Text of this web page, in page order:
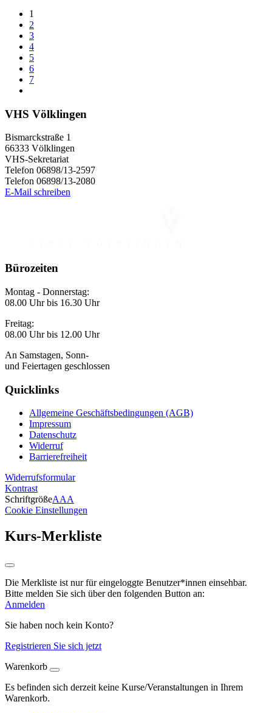
1
2
3
4
5
6
7
VHS Völklingen
Bismarckstraße 1
66333 Völklingen
VHS-Sekretariat
Telefon 06898/13-2597
Telefon 06898/13-2080
E-Mail schreiben
Bürozeiten
Montag - Donnerstag:
08.00 Uhr bis 16.30 Uhr
Freitag:
08.00 Uhr bis 12.00 Uhr
An Samstagen, Sonn-
und Feiertagen geschlossen
Quicklinks
Allgemeine Geschäftsbedingungen (AGB)
Impressum
Datenschutz
Widerruf
Barrierefreiheit
Widerrufsformular
Kontrast
SchriftgrößeAAA
Cookie Einstellungen
Kurs-Merkliste
Die Merkliste ist nur für eingeloggte Benutzer*innen einsehbar.
Bitte melden Sie sich über den folgenden Button an:
Anmelden
Sie haben noch kein Konto?
Registrieren Sie sich jetzt
Warenkorb
Es befinden sich derzeit keine Kurse/Veranstaltungen in Ihrem
Warenkorb.